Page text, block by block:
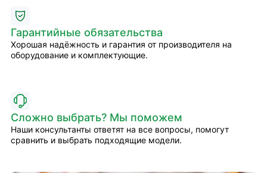
Гарантийные обязательства
Хорошая надёжность и гарантия от производителя на
оборудование и комплектующие.
Сложно выбрать? Мы поможем
Наши консультанты ответят на все вопросы, помогут
сравнить и выбрать подходящие модели.